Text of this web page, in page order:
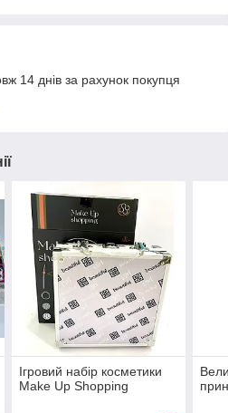
14 днів за рахунок покупця
Ігровий набір косметики
Make Up Shopping